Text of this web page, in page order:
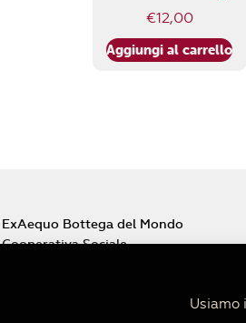
€12,00
Aggiungi al carrello
ExAequo Bottega del Mondo
Cooperativa Sociale
Usiamo